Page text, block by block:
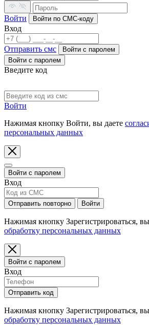
Войти Войти по СМС-коду
Вход
Отправить смс
Войти c паролем
Войти с паролем
Введите код
Войти
Нажимая кнопку Войти, вы даете
персональных данных
Войти с паролем
Вход
Отправить повторно Войти
Нажимая кнопку Зарегистрироваться,
обработку персональных данных
Войти с паролем
Вход
Отправить код
Нажимая кнопку Зарегистрироваться,
обработку персональных данных